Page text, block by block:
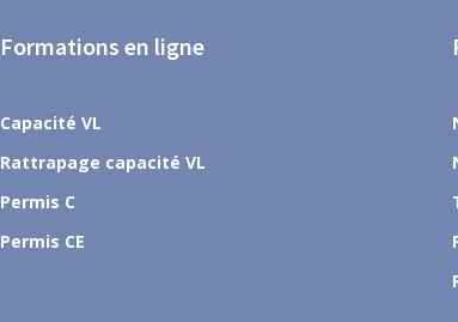
Formations en ligne
Capacité VL
Rattrapage capacité VL
Permis C
Permis CE